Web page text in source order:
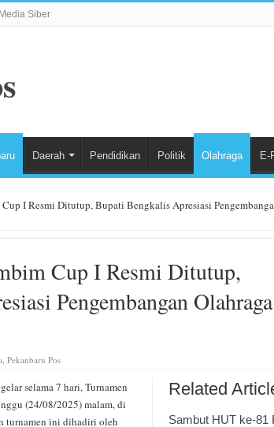
Siber
Daerah Pendidikan Politik Olahraga E-
I Resmi Ditutup, Bupati Bengkalis Apresiasi
Cup I Resmi Ditutup,
Pengembangan Olahraga
Pekanbaru Pos
Related
Sambut HUT ke-81
selama 7 hari, Turnamen
(24/08/2025) malam, di
turnamen ini dihadiri oleh